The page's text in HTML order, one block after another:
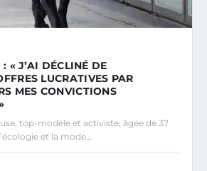
« J’AI DÉCLINÉ DE
LUCRATIVES PAR
MES CONVICTIONS
top-modèle et activiste, âgée de 37
et la mode…